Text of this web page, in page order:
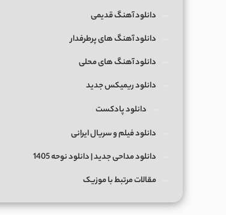
دانلود آهنگ قدیمی
دانلود آهنگ های پرطرفدار
دانلود آهنگ های محلی
دانلود ریمیکس جدید
دانلود پادکست
دانلود فیلم و سریال ایرانی
دانلود مداحی جدید | دانلود نوحه 1405
مقالات مرتبط با موزیک